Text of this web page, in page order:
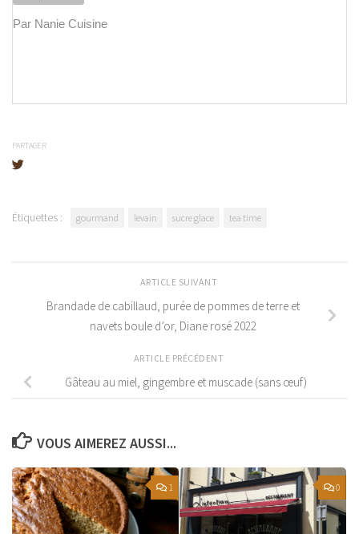
Par Nanie Cuisine
PARTAGER
Étiquettes : gourmand levain sucre glace tea time
ARTICLE SUIVANT
Brandade de cabillaud, purée de pommes de terre et
navets boule d’or, Diane rosé 2022
ARTICLE PRÉCÉDENT
Gâteau au miel, gingembre et muscade (sans œuf)
VOUS AIMEREZ AUSSI...
1 0